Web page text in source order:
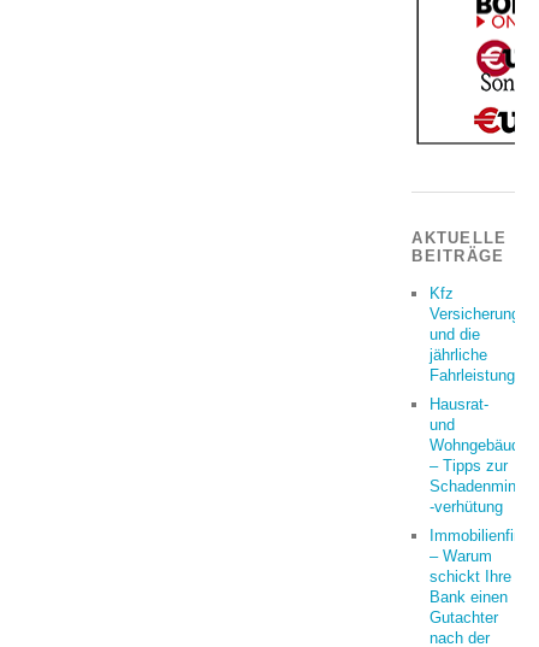
AKTUELLE
BEITRÄGE
Kfz
Versicherung
und die
jährliche
Fahrleistung
Hausrat-
und
– Tipps zur
-verhütung
– Warum
schickt Ihre
Bank einen
Gutachter
nach der